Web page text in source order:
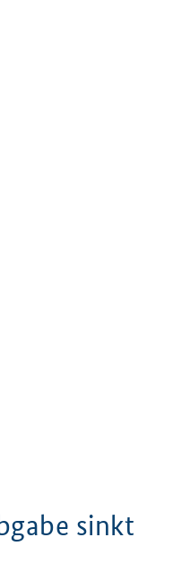
sinkt